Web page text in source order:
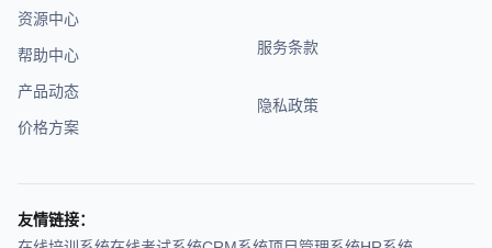
资源中心
帮助中心
产品动态
价格方案
服务条款
隐私政策
友情链接：